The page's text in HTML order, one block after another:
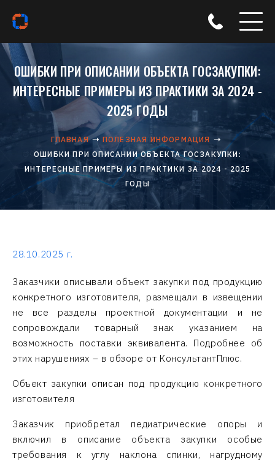
ОШИБКИ ПРИ ОПИСАНИИ ОБЪЕКТА ГОСЗАКУПКИ:
ИНТЕРЕСНЫЕ ПРИМЕРЫ ИЗ ПРАКТИКИ ЗА 2024 -
2025 ГОДЫ
ГЛАВНАЯ
ПОЛЕЗНАЯ ИНФОРМАЦИЯ
ОШИБКИ ПРИ ОПИСАНИИ ОБЪЕКТА ГОСЗАКУПКИ:
ИНТЕРЕСНЫЕ ПРИМЕРЫ ИЗ ПРАКТИКИ ЗА 2024 - 2025
ГОДЫ
28.10.2025 г.
Заказчики описывали объект закупки под продукцию
конкретного изготовителя, размещали в извещении
не все разделы проектной документации и не
сопровождали товарный знак указанием на
возможность поставки эквивалента. Подробнее об
этих нарушениях – в обзоре от КонсультантПлюс.
Объект закупки описан под продукцию конкретного
изготовителя
Заказчик приобретал педиатрические опоры и
включил в описание объекта закупки особые
требования к углу наклона спинки, нагрудному